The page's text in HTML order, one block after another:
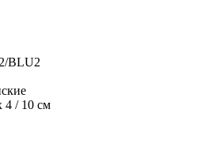
BLU2
4 / 10 см